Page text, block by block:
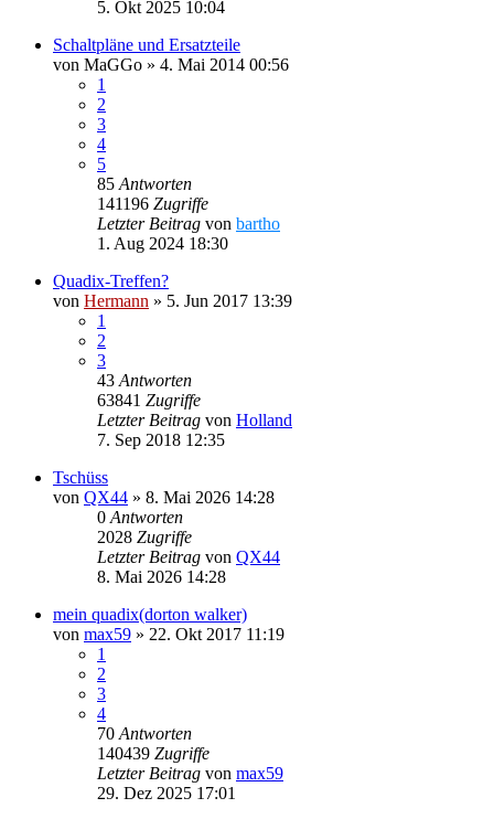
5. Okt 2025 10:04
Schaltpläne und Ersatzteile
von MaGGo » 4. Mai 2014 00:56
1
2
3
4
5
85 Antworten
141196 Zugriffe
Letzter Beitrag von bartho
1. Aug 2024 18:30
Quadix-Treffen?
von Hermann » 5. Jun 2017 13:39
1
2
3
43 Antworten
63841 Zugriffe
Letzter Beitrag von Holland
7. Sep 2018 12:35
Tschüss
von QX44 » 8. Mai 2026 14:28
0 Antworten
2028 Zugriffe
Letzter Beitrag von QX44
8. Mai 2026 14:28
mein quadix(dorton walker)
von max59 » 22. Okt 2017 11:19
1
2
3
4
70 Antworten
140439 Zugriffe
Letzter Beitrag von max59
29. Dez 2025 17:01